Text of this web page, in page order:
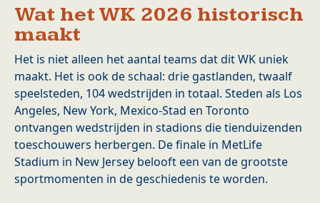
Wat het WK 2026 historisch
maakt
Het is niet alleen het aantal teams dat dit WK uniek
maakt. Het is ook de schaal: drie gastlanden, twaalf
speelsteden, 104 wedstrijden in totaal. Steden als Los
Angeles, New York, Mexico-Stad en Toronto
ontvangen wedstrijden in stadions die tienduizenden
toeschouwers herbergen. De finale in MetLife
Stadium in New Jersey belooft een van de grootste
sportmomenten in de geschiedenis te worden.